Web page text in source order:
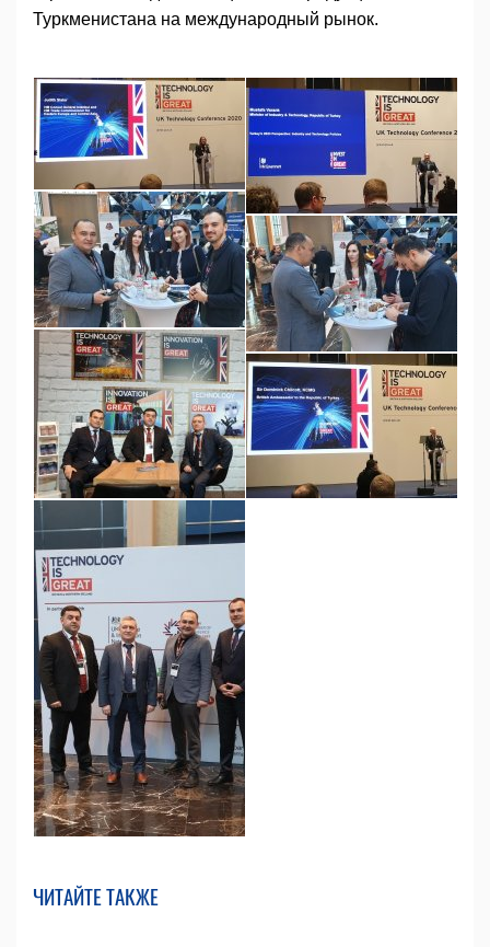
Туркменистана на международный рынок.
ЧИТАЙТЕ ТАКЖЕ